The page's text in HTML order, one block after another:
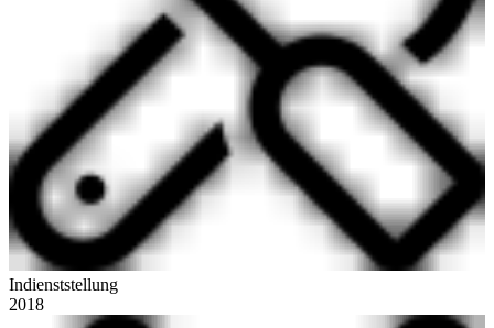
Indienststellung
2018